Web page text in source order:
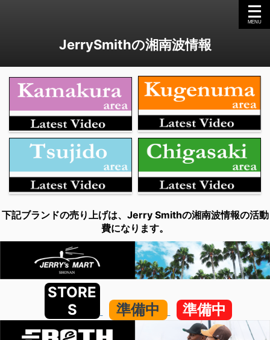
JerrySmithの湘南波情報
下記ブランドの売り上げは、Jerry Smithの湘南波情報の活動
費になります。
STORE
S
準備中 準備中